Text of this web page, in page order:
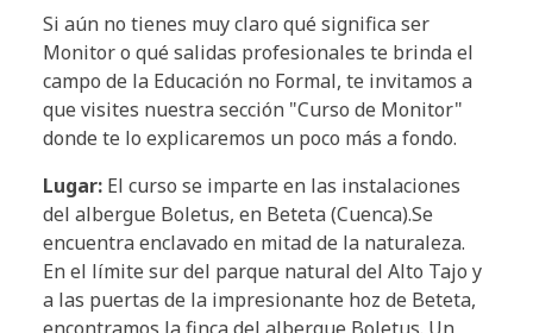
Si aún no tienes muy claro qué significa ser
Monitor o qué salidas profesionales te brinda el
campo de la Educación no Formal, te invitamos a
que visites nuestra sección "Curso de Monitor"
donde te lo explicaremos un poco más a fondo.
Lugar: El curso se imparte en las instalaciones
del albergue Boletus, en Beteta (Cuenca).Se
encuentra enclavado en mitad de la naturaleza.
En el límite sur del parque natural del Alto Tajo y
a las puertas de la impresionante hoz de Beteta,